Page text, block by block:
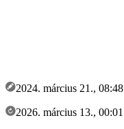
2024. március 21., 08:48
2026. március 13., 00:01